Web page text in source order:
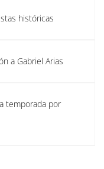
históricas
a Gabriel Arias
temporada por